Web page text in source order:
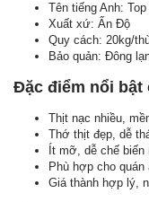
Tên tiếng Anh:
Xuất xứ: Ấn Độ
Quy cách: 20kg/
Bảo quản: Đông
Đặc điểm nổi bật
Thịt nạc nhiều,
Thớ thịt đẹp, dễ
Ít mỡ, dễ chế biến
Phù hợp cho quán
Giá thành hợp lý,